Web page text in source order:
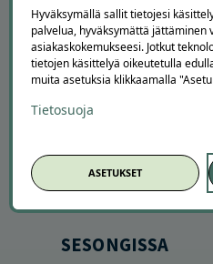
Partneriportaali
LATAA APPI
SESONGISSA
Hyväksymällä sallit tietojesi
palvelua, hyväksymättä jättäminen
asiakaskokemukseesi. Jotkut
tietojen käsittelyä oikeutetulla
muita asetuksia klikkaamalla
Tietosuoja
ASETUKSET